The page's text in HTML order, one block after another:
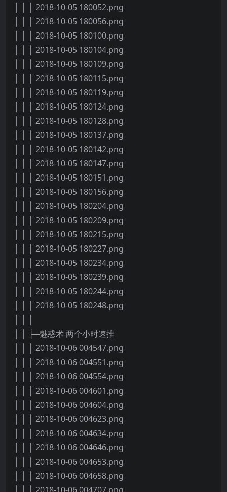
│ │ │ 2018-10-05 180052.png
│ │ │ 2018-10-05 180056.png
│ │ │ 2018-10-05 180100.png
│ │ │ 2018-10-05 180104.png
│ │ │ 2018-10-05 180109.png
│ │ │ 2018-10-05 180115.png
│ │ │ 2018-10-05 180119.png
│ │ │ 2018-10-05 180124.png
│ │ │ 2018-10-05 180128.png
│ │ │ 2018-10-05 180137.png
│ │ │ 2018-10-05 180142.png
│ │ │ 2018-10-05 180147.png
│ │ │ 2018-10-05 180151.png
│ │ │ 2018-10-05 180156.png
│ │ │ 2018-10-05 180204.png
│ │ │ 2018-10-05 180209.png
│ │ │ 2018-10-05 180215.png
│ │ │ 2018-10-05 180227.png
│ │ │ 2018-10-05 180234.png
│ │ │ 2018-10-05 180239.png
│ │ │ 2018-10-05 180244.png
│ │ │ 2018-10-05 180248.png
│ │ ├─魅惑术 两个小时速推
│ │ │ 2018-10-06 004547.png
│ │ │ 2018-10-06 004551.png
│ │ │ 2018-10-06 004554.png
│ │ │ 2018-10-06 004601.png
│ │ │ 2018-10-06 004604.png
│ │ │ 2018-10-06 004623.png
│ │ │ 2018-10-06 004634.png
│ │ │ 2018-10-06 004646.png
│ │ │ 2018-10-06 004653.png
│ │ │ 2018-10-06 004658.png